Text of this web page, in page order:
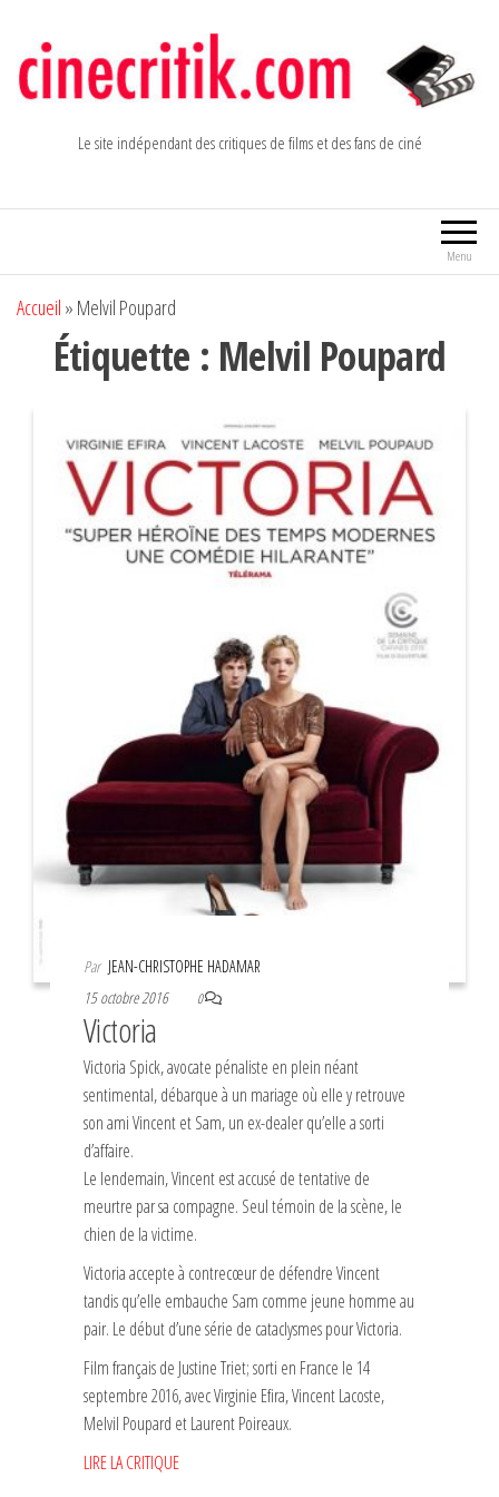
contenu
Le site indépendant des critiques de films et des fans de ciné
Menu
Accueil » Melvil Poupard
Étiquette : Melvil Poupard
Par JEAN-CHRISTOPHE HADAMAR
15 octobre 2016
0
Victoria
Victoria Spick, avocate pénaliste en plein néant
sentimental, débarque à un mariage où elle y retrouve
son ami Vincent et Sam, un ex-dealer qu’elle a sorti
d’affaire.
Le lendemain, Vincent est accusé de tentative de
meurtre par sa compagne. Seul témoin de la scène, le
chien de la victime.
Victoria accepte à contrecœur de défendre Vincent
tandis qu’elle embauche Sam comme jeune homme au
pair. Le début d’une série de cataclysmes pour Victoria.
Film français de Justine Triet; sorti en France le 14
septembre 2016, avec Virginie Efira, Vincent Lacoste,
Melvil Poupard et Laurent Poireaux.
LIRE LA CRITIQUE